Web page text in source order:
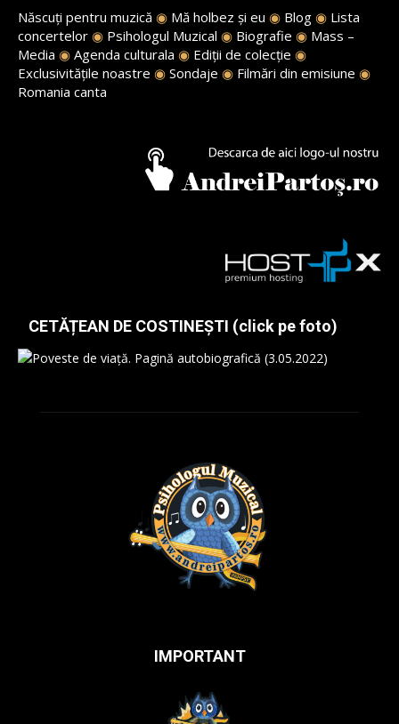
Născuți pentru muzică ◉ Mă holbez și eu ◉ Blog ◉ Lista
concertelor ◉ Psihologul Muzical ◉ Biografie ◉ Mass –
Media ◉ Agenda culturala ◉ Ediții de colecție ◉
Exclusivitățile noastre ◉ Sondaje ◉ Filmări din emisiune ◉
Romania canta
CETĂȚEAN DE COSTINEȘTI (click pe foto)
IMPORTANT